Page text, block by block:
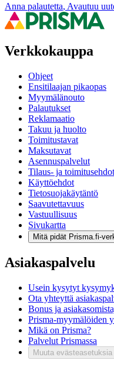
Anna palautetta, Avautuu
Verkkokauppa
Ohjeet
Ensitilaajan pikaopas
Myymälänouto
Palautukset
Reklamaatio
Takuu ja huolto
Toimitustavat
Maksutavat
Asennuspalvelut
Tilaus- ja toimitusehdot
Käyttöehdot
Tietosuojakäytäntö
Saavutettavuus
Vastuullisuus
Sivukartta
Mitä pidät Prisma.fi-
Asiakaspalvelu
Usein kysytyt
Ota yhteyttä
Bonus ja
Prisma-myymälöiden
Mikä on Prisma?
Palvelut Prismassa
Muuta evästeasetuksia